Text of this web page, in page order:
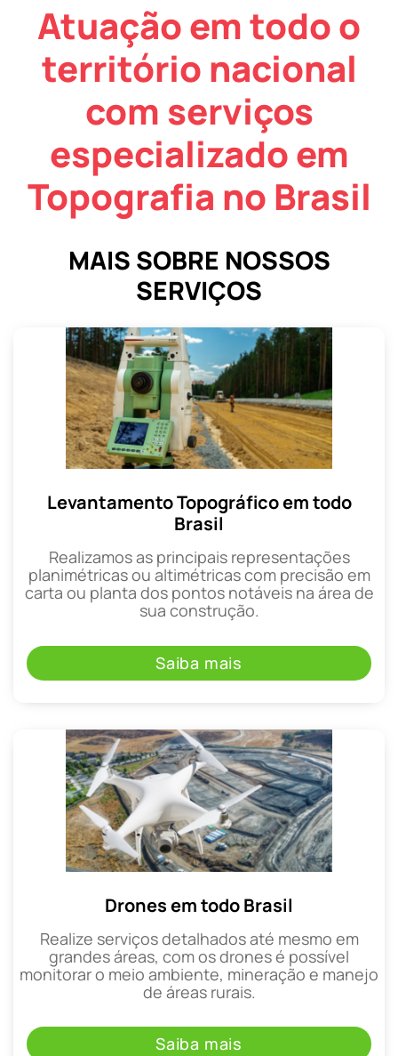
Atuação em todo o
território nacional
com serviços
especializado em
Topografia no Brasil
MAIS SOBRE NOSSOS
SERVIÇOS
Levantamento Topográfico em todo
Brasil
Realizamos as principais representações
planimétricas ou altimétricas com precisão em
carta ou planta dos pontos notáveis na área de
sua construção.
Saiba mais
Drones em todo Brasil
Realize serviços detalhados até mesmo em
grandes áreas, com os drones é possível
monitorar o meio ambiente, mineração e manejo
de áreas rurais.
Saiba mais